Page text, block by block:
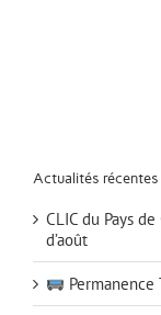
Actualités récentes
CLIC du Pays
d’août